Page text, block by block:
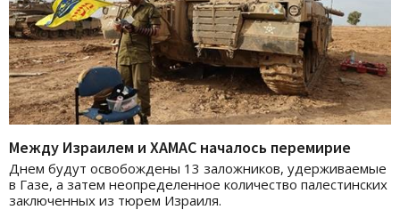
Между Израилем и ХАМАС началось перемирие
Днем будут освобождены 13 заложников, удерживаемые
в Газе, а затем неопределенное количество палестинских
заключенных из тюрем Израиля.